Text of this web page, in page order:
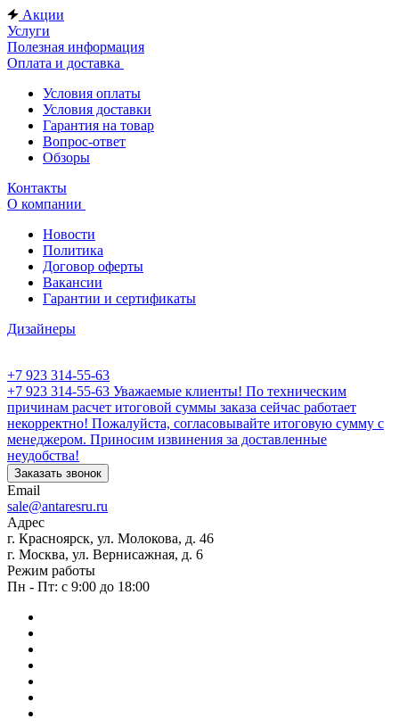
Акции
Услуги
Полезная информация
Оплата и доставка
Условия оплаты
Условия доставки
Гарантия на товар
Вопрос-ответ
Обзоры
Контакты
О компании
Новости
Политика
Договор оферты
Вакансии
Гарантии и сертификаты
Дизайнеры
+7 923 314-55-63
+7 923 314-55-63 Уважаемые клиенты! По техническим
причинам расчет итоговой суммы заказа сейчас работает
некорректно! Пожалуйста, согласовывайте итоговую сумму с
менеджером. Приносим извинения за доставленные
неудобства!
Заказать звонок
Email
sale@antaresru.ru
Адрес
г. Красноярск, ул. Молокова, д. 46
г. Москва, ул. Вернисажная, д. 6
Режим работы
Пн - Пт: с 9:00 до 18:00